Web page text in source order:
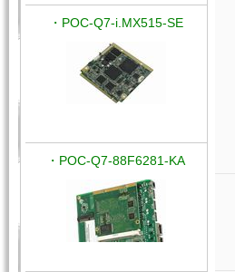
・POC-Q7-i.MX515-SE
・POC-Q7-88F6281-KA